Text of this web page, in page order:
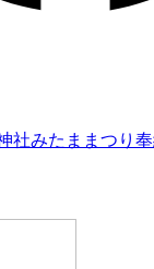
社みたままつり奉